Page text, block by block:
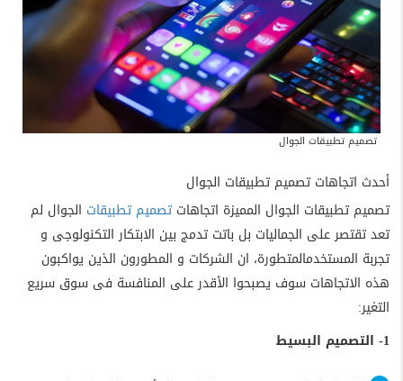
تصميم تطبيقات الجوال
أحدث اتجاهات تصميم تطبيقات الجوال
تصميم تطبيقات الجوال المميزة اتجاهات تصميم تطبيقات الجوال لم
تعد تقتصر على الجماليات بل باتت تدمج بين الابتكار التكنولوجى و
تجربة المستخدمالمتطورة، ان الشركات و المطورون الذين يواكبون
هذه الاتجاهات سوف يصبحوا الأقدر على المنافسة فى سوق سريع
التغير:
1- التصميم البسيط